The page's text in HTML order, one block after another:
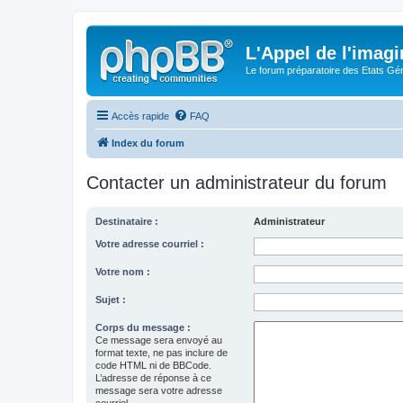
L'Appel de
Le forum préparatoire des Etats
Accès rapide FAQ
Index du forum
Contacter un administrateur du forum
Destinataire : Administrateur
Votre adresse courriel :
Votre nom :
Sujet :
Corps du message :
Ce message sera envoyé au
format texte, ne pas inclure de
code HTML ni de BBCode.
L’adresse de réponse à ce
message sera votre adresse